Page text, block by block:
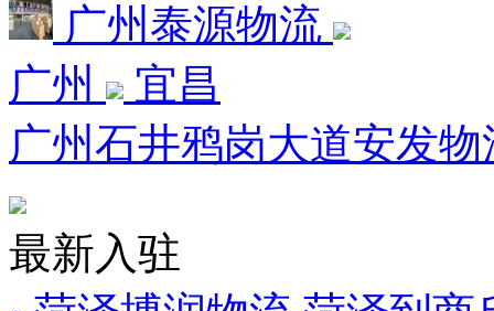
广州泰源物流
广州
宜昌
广州石井鸦岗大道安发
最新入驻